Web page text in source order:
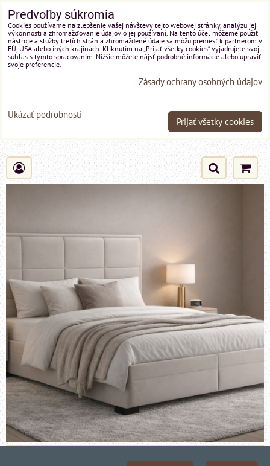
Predvoľby súkromia
Cookies používame na zlepšenie vašej návštevy tejto webovej stránky, analýzu jej
výkonnosti a zhromažďovanie údajov o jej používaní. Na tento účel môžeme použiť
nástroje a služby tretích strán a zhromaždené údaje sa môžu preniesť k partnerom v
EÚ, USA alebo iných krajinách. Kliknutím na „Prijať všetky cookies“ vyjadrujete svoj
súhlas s týmto spracovaním. Nižšie môžete nájsť podrobné informácie alebo upraviť
svoje preferencie.
Zásady ochrany osobných údajov
Ukázať podrobnosti
Prijať všetky cookies